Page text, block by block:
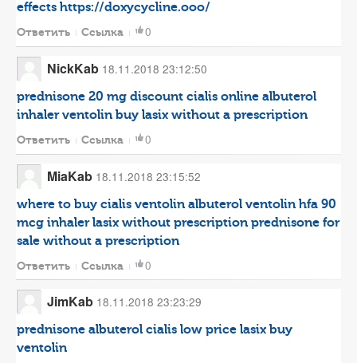
effects https://doxycycline.ooo/
Ответить Ссылка 0
NickKab 18.11.2018 23:12:50
prednisone 20 mg discount cialis online albuterol
inhaler ventolin buy lasix without a prescription
Ответить Ссылка 0
MiaKab 18.11.2018 23:15:52
where to buy cialis ventolin albuterol ventolin hfa 90
mcg inhaler lasix without prescription prednisone for
sale without a prescription
Ответить Ссылка 0
JimKab 18.11.2018 23:23:29
prednisone albuterol cialis low price lasix buy
ventolin